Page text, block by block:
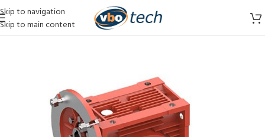
Skip to navigation
Skip to main content